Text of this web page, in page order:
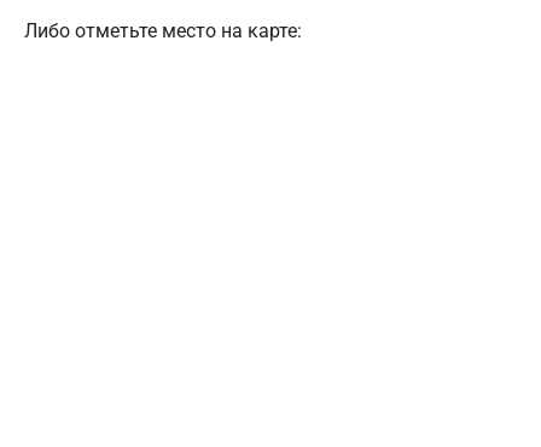
Либо отметьте место на карте: